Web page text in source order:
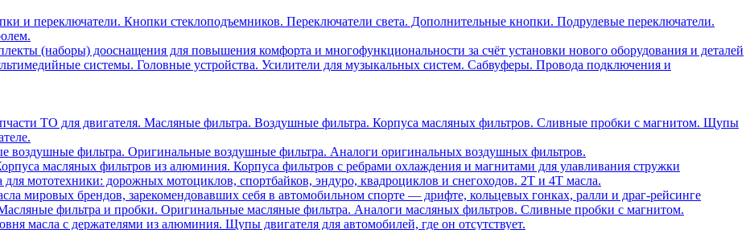
и переключатели. Кнопки стеклоподъемников. Переключатели света. Дополнительные кнопки. Подрулевые переключатели.
(наборы) дооснащения для повышения комфорта и многофункциональности за счёт установки нового оборудования и деталей
системы. Головные устройства. Усилители для музыкальных систем. Сабвуферы. Провода подключения и
ТО для двигателя. Масляные фильтра. Воздушные фильтра. Корпуса масляных фильтров. Сливные пробки с магнитом. Щупы
воздушные фильтра. Оригинальные воздушные фильтра. Аналоги оригинальных воздушных фильтров.
масляных фильтров из алюминия. Корпуса фильтров с ребрами охлаждения и магнитами для улавливания стружки
для мототехники: дорожных мотоциклов, спортбайков, эндуро, квадроциклов и снегоходов. 2T и 4T масла.
мировых брендов, зарекомендовавших себя в автомобильном спорте — дрифте, кольцевых гонках, ралли и драг-рейсинге
фильтра и пробки. Оригинальные масляные фильтра. Аналоги масляных фильтров. Сливные пробки с магнитом.
масла с держателями из алюминия. Щупы двигателя для автомобилей, где он отсутствует.